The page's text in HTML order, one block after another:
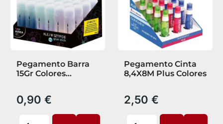
Pegamento Barra
15Gr Colores
0,90 €
Pegamento Cinta
8,4X8M Plus Colores
2,50 €